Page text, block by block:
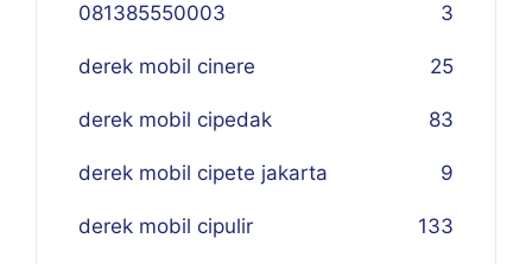
081385550003 3
derek mobil cinere 25
derek mobil cipedak 83
derek mobil cipete jakarta 9
derek mobil cipulir 133